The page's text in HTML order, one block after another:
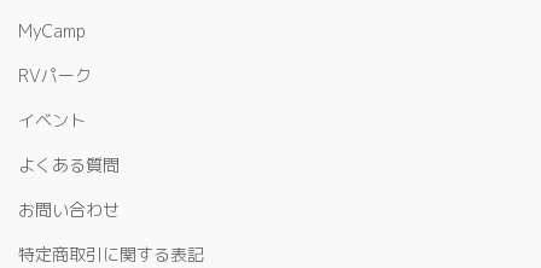
MyCamp
RVパーク
イベント
よくある質問
お問い合わせ
特定商取引に関する表記